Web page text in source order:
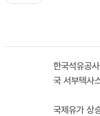
한국석유공
국 서부텍사
국제유가 상